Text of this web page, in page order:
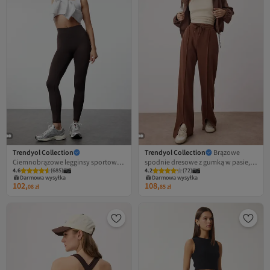
Trendyol Collection
Ciemnobrązowe legginsy sportowe z
dzianiny, z szeroką talią i
dodatkowym odzyskiem, pełnej
długości TWOAW21TA0029
4.6 (685)
Darmowa wysyłka
102,08zł
Trendyol Collection
Brązowe
spodnie dresowe z gumką w pasie, z
przednim rozcięciem i prążkami
TWOAW26EA00008
4.2 (72)
Darmowa wysyłka
108,85zł